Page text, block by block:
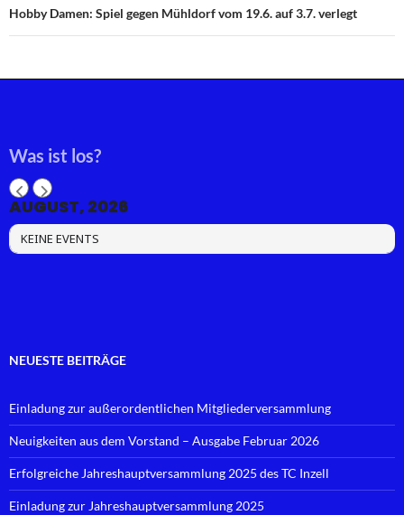
Hobby Damen: Spiel gegen Mühldorf vom 19.6. auf 3.7. verlegt
Was ist los?
AUGUST, 2026
KEINE EVENTS
NEUESTE BEITRÄGE
Einladung zur außerordentlichen Mitgliederversammlung
Neuigkeiten aus dem Vorstand – Ausgabe Februar 2026
Erfolgreiche Jahreshauptversammlung 2025 des TC Inzell
Einladung zur Jahreshauptversammlung 2025